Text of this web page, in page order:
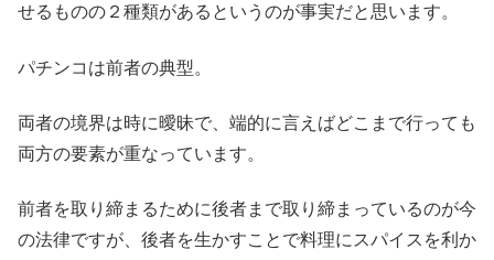
せるものの２種類があるというのが事実だと思います。
パチンコは前者の典型。
両者の境界は時に曖昧で、端的に言えばどこまで行っても
両方の要素が重なっています。
前者を取り締まるために後者まで取り締まっているのが今
の法律ですが、後者を生かすことで料理にスパイスを利か